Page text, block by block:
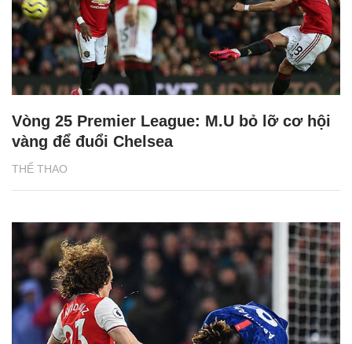
THỂ THAO
Vòng 25 Premier League: M.U bỏ lỡ cơ hội
vàng để đuổi Chelsea